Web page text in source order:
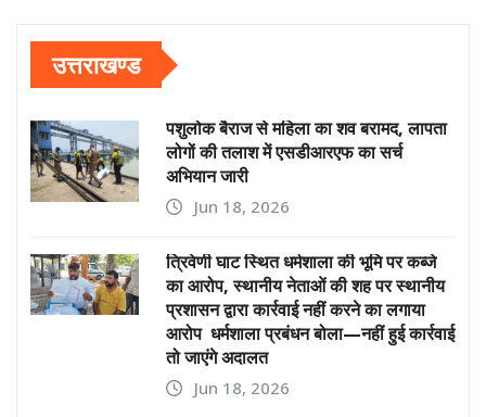
उत्तराखण्ड
पशुलोक बैराज से महिला का शव बरामद, लापता
लोगों की तलाश में एसडीआरएफ का सर्च
अभियान जारी
Jun 18, 2026
त्रिवेणी घाट स्थित धर्मशाला की भूमि पर कब्जे
का आरोप, स्थानीय नेताओं की शह पर स्थानीय
प्रशासन द्वारा कार्रवाई नहीं करने का लगाया
आरोप धर्मशाला प्रबंधन बोला—नहीं हुई कार्रवाई
तो जाएंगे अदालत
Jun 18, 2026